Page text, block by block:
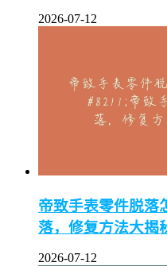
2026-07-12
帝致手表零件脱落
落，修复方法大揭
2026-07-12